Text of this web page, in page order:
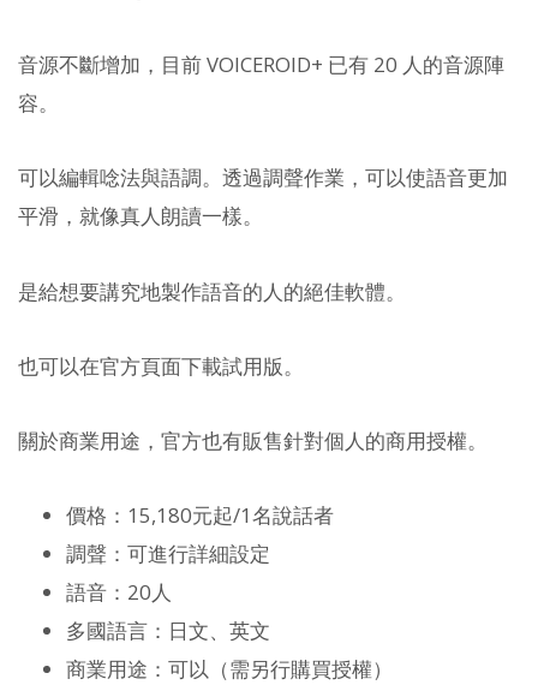
音源不斷增加，目前 VOICEROID+ 已有 20 人的音源陣
容。
可以編輯唸法與語調。透過調聲作業，可以使語音更加
平滑，就像真人朗讀一樣。
是給想要講究地製作語音的人的絕佳軟體。
也可以在官方頁面下載試用版。
關於商業用途，官方也有販售針對個人的商用授權。
價格：15,180元起/1名說話者
調聲：可進行詳細設定
語音：20人
多國語言：日文、英文
商業用途：可以（需另行購買授權）